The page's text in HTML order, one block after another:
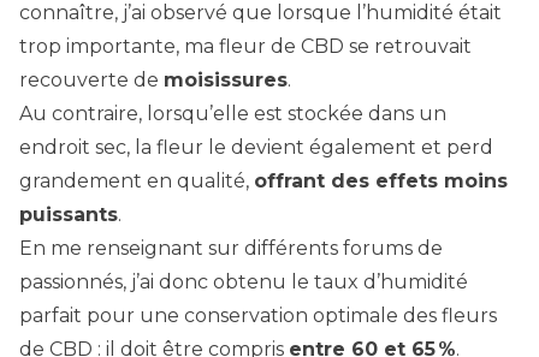
connaître, j’ai observé que lorsque l’humidité était
trop importante, ma fleur de CBD se retrouvait
recouverte de moisissures.
Au contraire, lorsqu’elle est stockée dans un
endroit sec, la fleur le devient également et perd
grandement en qualité, offrant des effets moins
puissants.
En me renseignant sur différents forums de
passionnés, j’ai donc obtenu le taux d’humidité
parfait pour une conservation optimale des fleurs
de CBD : il doit être compris entre 60 et 65 %.